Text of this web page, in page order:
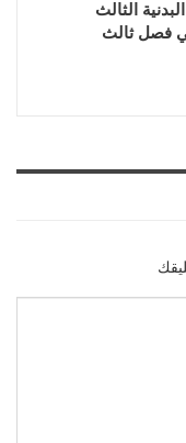
البدنية الثالث
فصل ثالث